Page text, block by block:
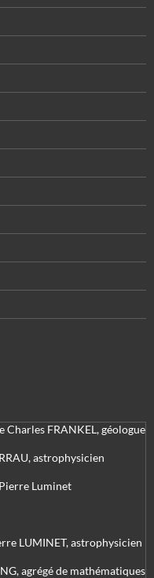
Charles FRANKEL, géologue
astrophysicien
Luminet
LUMINET, astrophysicien
agrégé de mathématiques